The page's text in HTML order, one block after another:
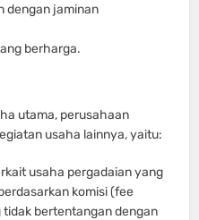
dengan jaminan
berharga.
utama, perusahaan
usaha lainnya, yaitu:
usaha pergadaian yang
komisi (fee
tidak bertentangan dengan